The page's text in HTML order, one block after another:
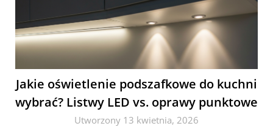
Jakie oświetlenie podszafkowe do kuchni
wybrać? Listwy LED vs. oprawy punktowe
Utworzony 13 kwietnia, 2026